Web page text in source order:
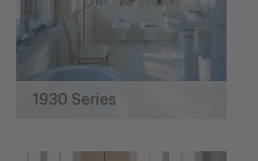
1930 Series